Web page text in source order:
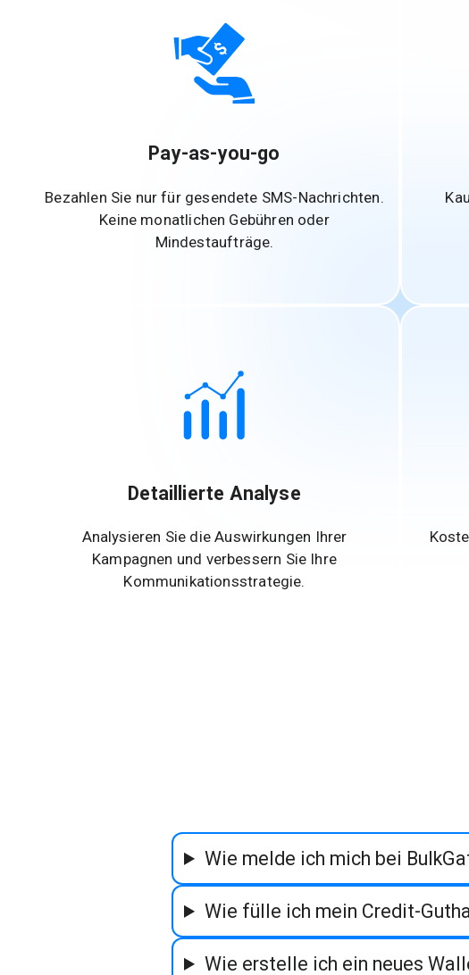
Pay-as-you-go
Bezahlen Sie nur für gesendete SMS-Nachrichten.
Keine monatlichen Gebühren oder
Mindestaufträge.
Detaillierte Analyse
Analysieren Sie die Auswirkungen Ihrer
Kampagnen und verbessern Sie Ihre
Kommunikationsstrategie.
Wie melde ich mich bei
Wie fülle ich mein Credit-
Wie erstelle ich ein neues